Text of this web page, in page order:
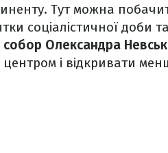
Тут можна
соціалістичної доби
собор Олександра
і відкривати